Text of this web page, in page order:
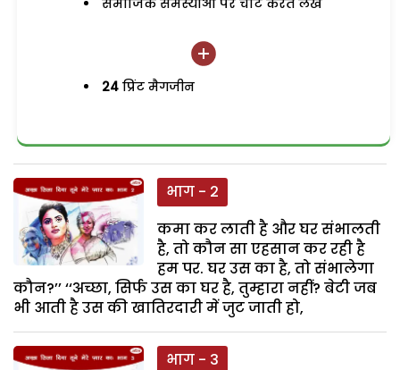
समाजिक समस्याओं पर चोट करते लेख
24 प्रिंट मैगजीन
भाग - 2
कमा कर लाती है और घर संभालती
है, तो कौन सा एहसान कर रही है
हम पर. घर उस का है, तो संभालेगा
कौन?’’ ‘‘अच्छा, सिर्फ उस का घर है, तुम्हारा नहीं? बेटी जब
भी आती है उस की खातिरदारी में जुट जाती हो,
भाग - 3